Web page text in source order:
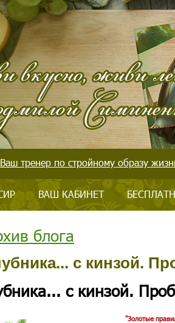
Ваш тренер по стройному образу
ВАШ КАБИНЕТ
блога
с кинзой.
с кинзой.
"Золотые